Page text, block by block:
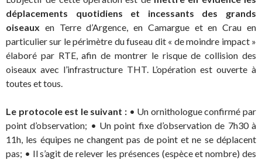
déplacements quotidiens et incessants des grands
oiseaux en Terre d’Argence, en Camargue et en Crau en
particulier sur le périmètre du fuseau dit « de moindre impact »
élaboré par RTE, afin de montrer le risque de collision des
oiseaux avec l’infrastructure THT. L’opération est ouverte à
toutes et tous.
Le protocole est le suivant : • Un ornithologue confirmé par
point d’observation; • Un point fixe d’observation de 7h30 à
11h, les équipes ne changent pas de point et ne se déplacent
pas; • Il s’agit de relever les présences (espèce et nombre) des